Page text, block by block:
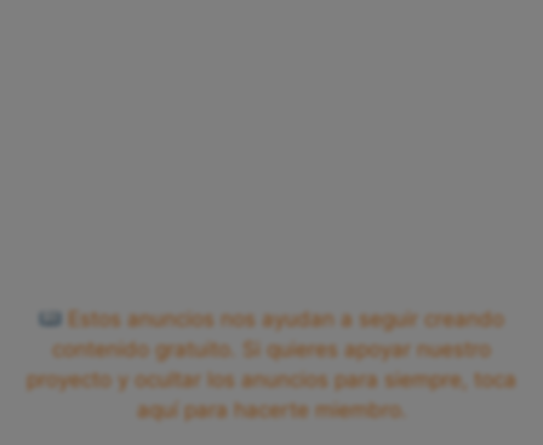
Estos anuncios nos ayudan a seguir creando
contenido gratuito. Si quieres apoyar nuestro
proyecto y ocultar los anuncios para siempre, toca
aquí para hacerte miembro.